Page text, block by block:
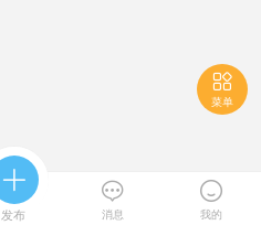

菜单

发布

消息

我的